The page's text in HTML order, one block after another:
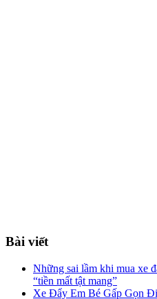
Bài viết
Những sai lầm khi mua xe
“tiền mất tật mang”
Xe Đẩy Em Bé Gấp Gọn